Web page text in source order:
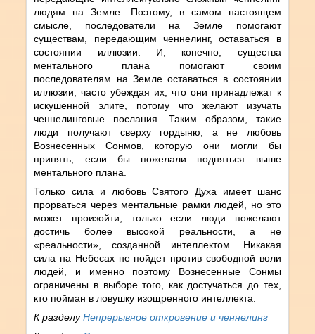
людям на Земле. Поэтому, в самом настоящем
смысле, последователи на Земле помогают
существам, передающим ченнелинг, оставаться в
состоянии иллюзии. И, конечно, существа
ментального плана помогают своим
последователям на Земле оставаться в состоянии
иллюзии, часто убеждая их, что они принадлежат к
искушенной элите, потому что желают изучать
ченнелинговые послания. Таким образом, такие
люди получают сверху гордыню, а не любовь
Вознесенных Сонмов, которую они могли бы
принять, если бы пожелали подняться выше
ментального плана.
Только сила и любовь Святого Духа имеет шанс
прорваться через ментальные рамки людей, но это
может произойти, только если люди пожелают
достичь более высокой реальности, а не
«реальности», созданной интеллектом. Никакая
сила на Небесах не пойдет против свободной воли
людей, и именно поэтому Вознесенные Сонмы
ограничены в выборе того, как достучаться до тех,
кто пойман в ловушку изощренного интеллекта.
К разделуНепрерывное откровение и ченнелинг